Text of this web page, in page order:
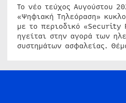
Το νέο τεύχος Αυγούστου
«Ψηφιακή Τηλεόραση»
με το περιοδικό «Security
ηγείται στην αγορά των
συστημάτων ασφαλείας.